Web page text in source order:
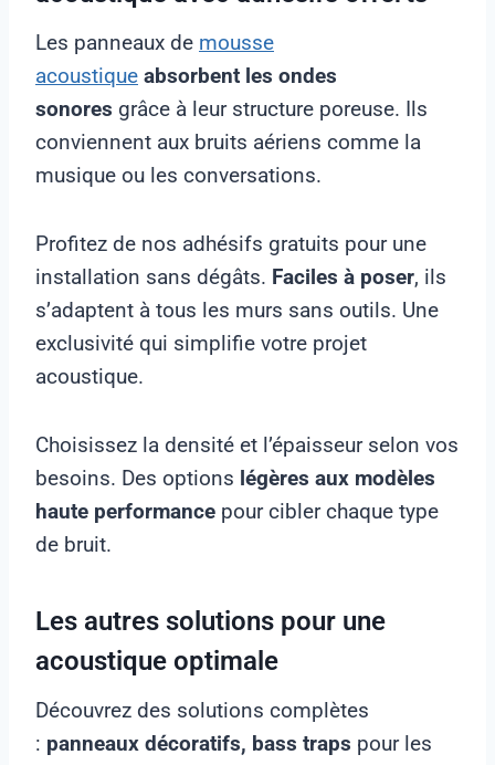
Les panneaux de mousse
acoustique absorbent les ondes
sonores grâce à leur structure poreuse. Ils
conviennent aux bruits aériens comme la
musique ou les conversations.
Profitez de nos adhésifs gratuits pour une
installation sans dégâts. Faciles à poser, ils
s’adaptent à tous les murs sans outils. Une
exclusivité qui simplifie votre projet
acoustique.
Choisissez la densité et l’épaisseur selon vos
besoins. Des options légères aux modèles
haute performance pour cibler chaque type
de bruit.
Les autres solutions pour une
acoustique optimale
Découvrez des solutions complètes
: panneaux décoratifs, bass traps pour les